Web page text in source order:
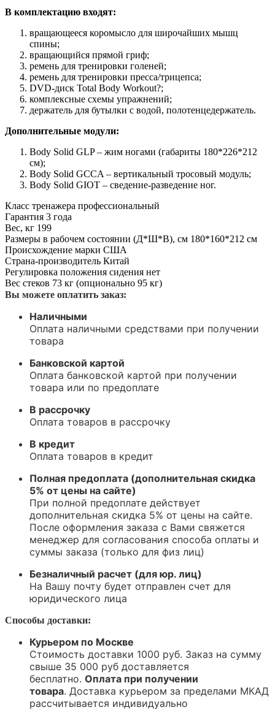
В комплектацию входят:
вращающееся коромысло для широчайших мышц
спины;
вращающийся прямой гриф;
ремень для тренировки голеней;
ремень для тренировки пресса/трицепса;
DVD-диск Total Body Workout?;
комплексные схемы упражнений;
держатель для бутылки с водой, полотенцедержатель.
Дополнительные модули:
Body Solid GLP – жим ногами (габариты 180*226*212
см);
Body Solid GCCA – вертикальный тросовый модуль;
Body Solid GIOT – сведение-разведение ног.
Класс тренажера профессиональный
Гарантия 3 года
Вес, кг 199
Размеры в рабочем состоянии (Д*Ш*В), см 180*160*212 см
Происхождение марки США
Страна-производитель Китай
Регулировка положения сидения нет
Вес стеков 73 кг (опционально 95 кг)
Вы можете оплатить заказ:
Наличными
Оплата наличными средствами при получении
товара
Банковской картой
Оплата банковской картой при получении
товара или по предоплате
В рассрочку
Оплата товаров в рассрочку
В кредит
Оплата товаров в кредит
Полная предоплата (дополнительная скидка
5% от цены на сайте)
При полной предоплате действует
дополнительная скидка 5% от цены на сайте.
После оформления заказа с Вами свяжется
менеджер для согласования способа оплаты и
суммы заказа (только для физ лиц)
Безналичный расчет (для юр. лиц)
На Вашу почту будет отправлен счет для
юридического лица
Способы доставки:
Курьером по Москве
Стоимость доставки 1000 руб. Заказ на сумму
свыше 35 000 руб доставляется
бесплатно. Оплата при получении
товара. Доставка курьером за пределами МКАД
рассчитывается индивидуально